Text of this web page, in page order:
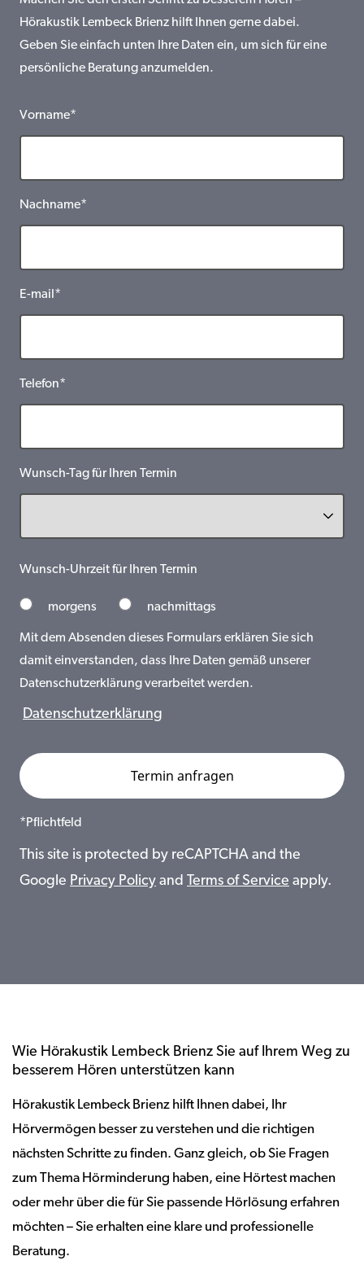
Hörakustik Lembeck Brienz hilft Ihnen gerne dabei.
Geben Sie einfach unten Ihre Daten ein, um sich für eine
persönliche Beratung anzumelden.
Vorname*
Nachname*
E-mail*
Telefon*
Wunsch-Tag für Ihren Termin
Wunsch-Uhrzeit für Ihren Termin
morgens nachmittags
Mit dem Absenden dieses Formulars erklären Sie sich
damit einverstanden, dass Ihre Daten gemäß unserer
Datenschutzerklärung verarbeitet werden.
Datenschutzerklärung
*Pflichtfeld
This site is protected by reCAPTCHA and the
Google Privacy Policy and Terms of Service apply.
Wie Hörakustik Lembeck Brienz Sie auf Ihrem Weg zu
besserem Hören unterstützen kann
Hörakustik Lembeck Brienz hilft Ihnen dabei, Ihr
Hörvermögen besser zu verstehen und die richtigen
nächsten Schritte zu finden. Ganz gleich, ob Sie Fragen
zum Thema Hörminderung haben, eine Hörtest machen
oder mehr über die für Sie passende Hörlösung erfahren
möchten – Sie erhalten eine klare und professionelle
Beratung.